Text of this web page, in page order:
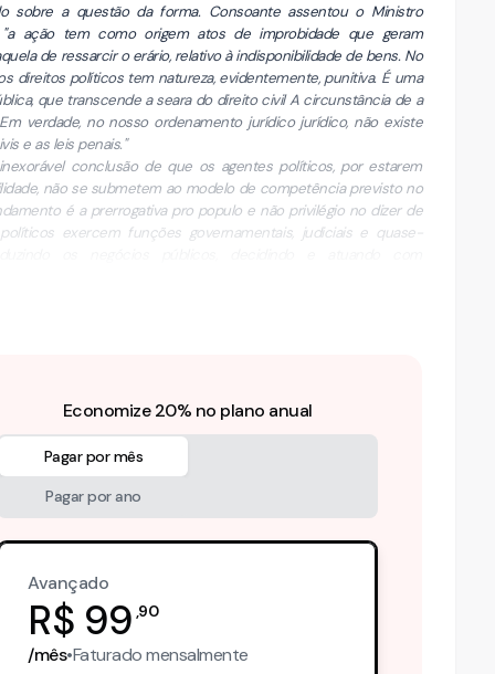
sobre a questão da forma. Consoante assentou o Ministro
ação tem como origem atos de improbidade que geram
de ressarcir o erário, relativo à indisponibilidade de bens. No
direitos políticos tem natureza, evidentemente, punitiva. É uma
que transcende a seara do direito civil A circunstância de a
verdade, no nosso ordenamento jurídico jurídico, não existe
e as leis penais."
conclusão de que os agentes políticos, por estarem
não se submetem ao modelo de competência previsto no
é a prerrogativa pro populo e não privilégio no dizer de
exercem funções governamentais, judiciais e quase-
Economize 20% no plano anual
Pagar por mês
Pagar por ano
Avançado
R$ 99 ,90
/mês•Faturadomensalmente